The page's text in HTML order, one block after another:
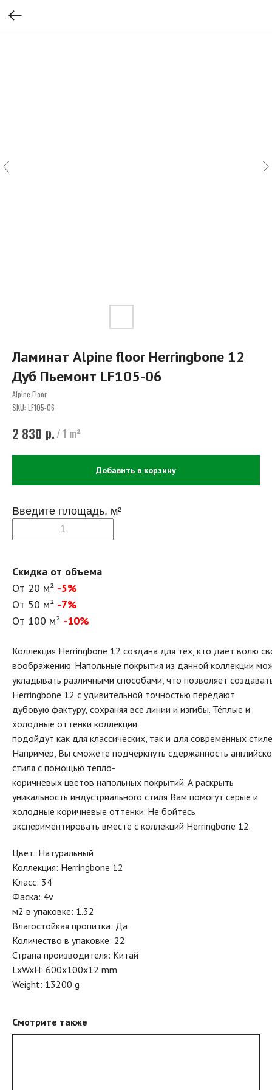
Ламинат Alpine floor Herringbone 12
Дуб Пьемонт LF105-06
Alpine Floor
SKU: LF105-06
2 830 р. / 1 m²
Добавить в корзину
Введите площадь, м²
Скидка от объема
От 20 м² -5%
От 50 м² -7%
От 100 м² -10%
Коллекция Herringbone 12 создана для тех, кто даёт волю
воображению. Напольные покрытия из данной коллекции
укладывать различными способами, что позволяет
Herringbone 12 с удивительной точностью передают
дубовую фактуру, сохраняя все линии и изгибы. Тёплые и
холодные оттенки коллекции
подойдут как для классических, так и для современных
Например, Вы сможете подчеркнуть сдержанность
стиля с помощью тёпло-
коричневых цветов напольных покрытий. А раскрыть
уникальность индустриального стиля Вам помогут серые и
холодные коричневые оттенки. Не бойтесь
экспериментировать вместе с коллекций Herringbone 12.
Цвет: Натуральный
Коллекция: Herringbone 12
Класс: 34
Фаска: 4v
м2 в упаковке: 1.32
Влагостойкая пропитка: Да
Количество в упаковке: 22
Страна производителя: Китай
LxWxH: 600x100x12 mm
Weight: 13200 g
Смотрите также